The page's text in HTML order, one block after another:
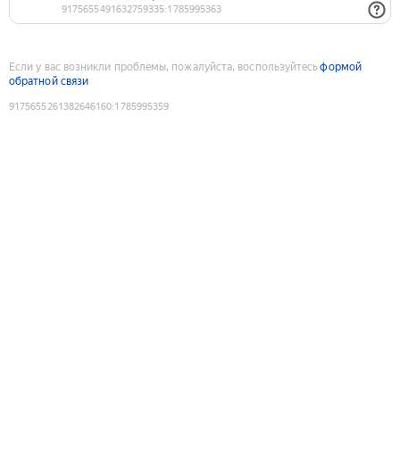
Если у вас возникли проблемы, пожалуйста, воспользуйтесьформой
обратной связи
9175655261382646160:1785995359